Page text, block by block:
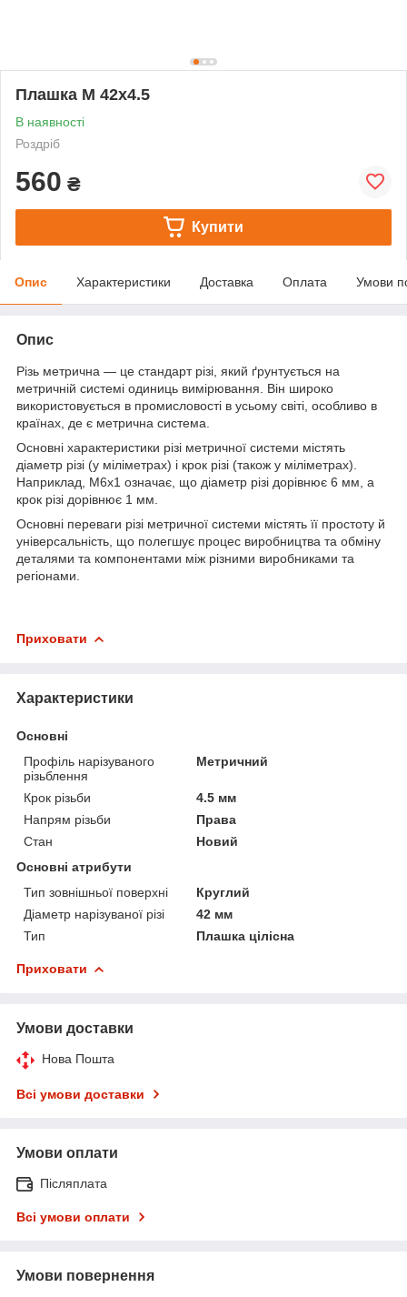
Плашка М 42х4.5
В наявності
Роздріб
560 ₴
Купити
Опис Характеристики Доставка Оплата Умови
Опис
Різь метрична — це стандарт різі, який ґрунтується на
метричній системі одиниць вимірювання. Він широко
використовується в промисловості в усьому світі, особливо в
країнах, де є метрична система.
Основні характеристики різі метричної системи містять
діаметр різі (у міліметрах) і крок різі (також у міліметрах).
Наприклад, M6x1 означає, що діаметр різі дорівнює 6 мм, а
крок різі дорівнює 1 мм.
Основні переваги різі метричної системи містять її простоту й
універсальність, що полегшує процес виробництва та обміну
деталями та компонентами між різними виробниками та
регіонами.
Приховати
Характеристики
Основні
Профіль нарізуваного
різьблення
Метричний
Крок різьби
4.5 мм
Напрям різьби
Права
Стан
Новий
Основні атрибути
Тип зовнішньої поверхні
Круглий
Діаметр нарізуваної різі
42 мм
Тип
Плашка цілісна
Приховати
Умови доставки
Нова Пошта
Всі умови доставки
Умови оплати
Післяплата
Всі умови оплати
Умови повернення